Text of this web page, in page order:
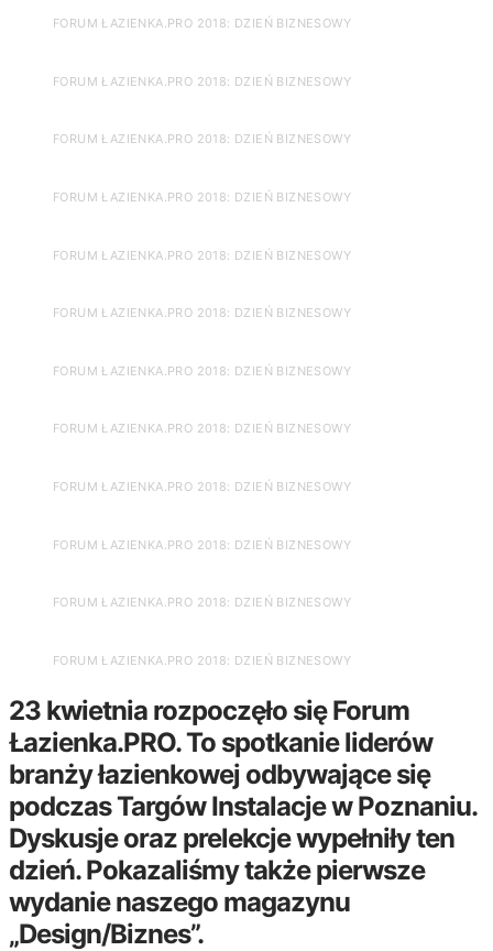
FORUM ŁAZIENKA.PRO 2018: DZIEŃ BIZNESOWY
FORUM ŁAZIENKA.PRO 2018: DZIEŃ BIZNESOWY
FORUM ŁAZIENKA.PRO 2018: DZIEŃ BIZNESOWY
FORUM ŁAZIENKA.PRO 2018: DZIEŃ BIZNESOWY
FORUM ŁAZIENKA.PRO 2018: DZIEŃ BIZNESOWY
FORUM ŁAZIENKA.PRO 2018: DZIEŃ BIZNESOWY
FORUM ŁAZIENKA.PRO 2018: DZIEŃ BIZNESOWY
FORUM ŁAZIENKA.PRO 2018: DZIEŃ BIZNESOWY
FORUM ŁAZIENKA.PRO 2018: DZIEŃ BIZNESOWY
FORUM ŁAZIENKA.PRO 2018: DZIEŃ BIZNESOWY
FORUM ŁAZIENKA.PRO 2018: DZIEŃ BIZNESOWY
FORUM ŁAZIENKA.PRO 2018: DZIEŃ BIZNESOWY
23 kwietnia rozpoczęło się Forum
Łazienka.PRO. To spotkanie liderów
branży łazienkowej odbywające się
podczas Targów Instalacje w Poznaniu.
Dyskusje oraz prelekcje wypełniły ten
dzień. Pokazaliśmy także pierwsze
wydanie naszego magazynu
„Design/Biznes”.